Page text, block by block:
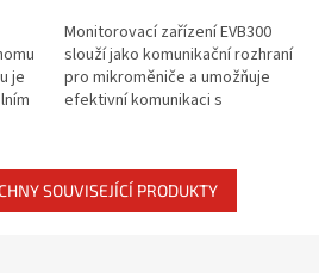
je
Monitorovací zařízení EVB300
slouží jako komunikační rozhraní
pro mikroměniče a umožňuje
efektivní komunikaci s
řízení....
SOUVISEJÍCÍ PRODUKTY